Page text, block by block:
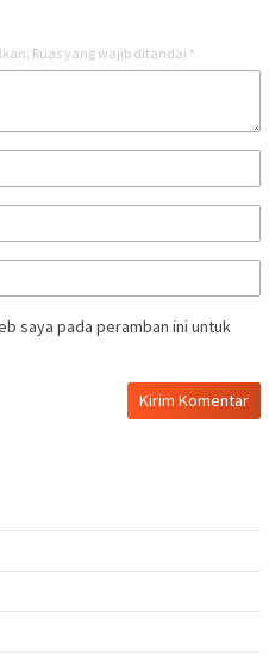
Ruas yang wajib ditandai *
saya pada peramban ini untuk